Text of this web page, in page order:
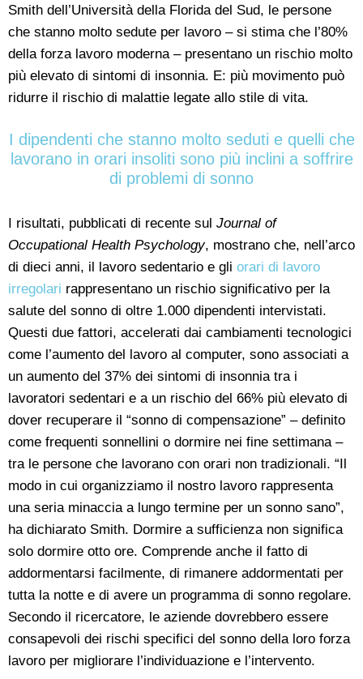
Smith dell’Università della Florida del Sud, le persone
che stanno molto sedute per lavoro – si stima che l’80%
della forza lavoro moderna – presentano un rischio molto
più elevato di sintomi di insonnia. E: più movimento può
ridurre il rischio di malattie legate allo stile di vita.
I dipendenti che stanno molto seduti e quelli che
lavorano in orari insoliti sono più inclini a soffrire
di problemi di sonno
I risultati, pubblicati di recente sul Journal of
Occupational Health Psychology, mostrano che, nell’arco
di dieci anni, il lavoro sedentario e gli orari di lavoro
irregolari rappresentano un rischio significativo per la
salute del sonno di oltre 1.000 dipendenti intervistati.
Questi due fattori, accelerati dai cambiamenti tecnologici
come l’aumento del lavoro al computer, sono associati a
un aumento del 37% dei sintomi di insonnia tra i
lavoratori sedentari e a un rischio del 66% più elevato di
dover recuperare il “sonno di compensazione” – definito
come frequenti sonnellini o dormire nei fine settimana –
tra le persone che lavorano con orari non tradizionali. “Il
modo in cui organizziamo il nostro lavoro rappresenta
una seria minaccia a lungo termine per un sonno sano”,
ha dichiarato Smith. Dormire a sufficienza non significa
solo dormire otto ore. Comprende anche il fatto di
addormentarsi facilmente, di rimanere addormentati per
tutta la notte e di avere un programma di sonno regolare.
Secondo il ricercatore, le aziende dovrebbero essere
consapevoli dei rischi specifici del sonno della loro forza
lavoro per migliorare l’individuazione e l’intervento.